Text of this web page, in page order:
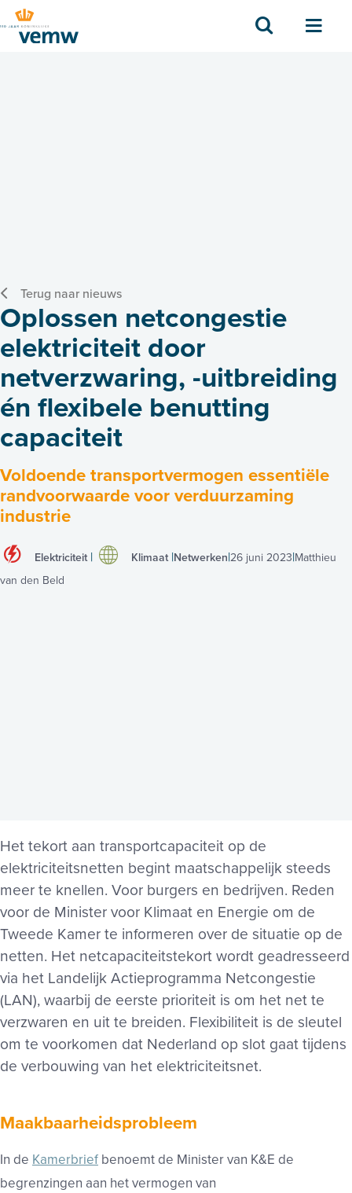
Zoek
Terug naar nieuws
Oplossen netcongestie
elektriciteit door
netverzwaring, -uitbreiding
én flexibele benutting
capaciteit
Voldoende transportvermogen essentiële
randvoorwaarde voor verduurzaming
industrie
Elektriciteit Klimaat Netwerken 26 juni 2023 Matthieu
van den Beld
Het tekort aan transportcapaciteit op de
elektriciteitsnetten begint maatschappelijk steeds
meer te knellen. Voor burgers en bedrijven. Reden
voor de Minister voor Klimaat en Energie om de
Tweede Kamer te informeren over de situatie op de
netten. Het netcapaciteitstekort wordt geadresseerd
via het Landelijk Actieprogramma Netcongestie
(LAN), waarbij de eerste prioriteit is om het net te
verzwaren en uit te breiden. Flexibiliteit is de sleutel
om te voorkomen dat Nederland op slot gaat tijdens
de verbouwing van het elektriciteitsnet.
Maakbaarheidsprobleem
In de Kamerbrief benoemt de Minister van K&E de
begrenzingen aan het vermogen van